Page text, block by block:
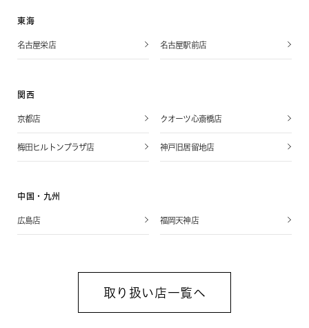
東海
名古屋栄店 名古屋駅前店
関西
京都店 クオーツ心斎橋店
梅田ヒルトンプラザ店 神戸旧居留地店
中国・九州
広島店 福岡天神店
取り扱い店一覧へ